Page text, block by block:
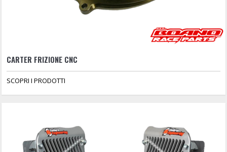
CARTER FRIZIONE CNC
SCOPRI I PRODOTTI